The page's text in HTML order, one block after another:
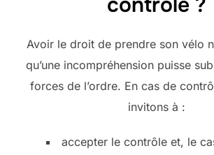
Avoir le droit de prendre son vélo
qu’une incompréhension puisse
forces de l’ordre. En cas de
invitons à :
accepter le contrôle et, le